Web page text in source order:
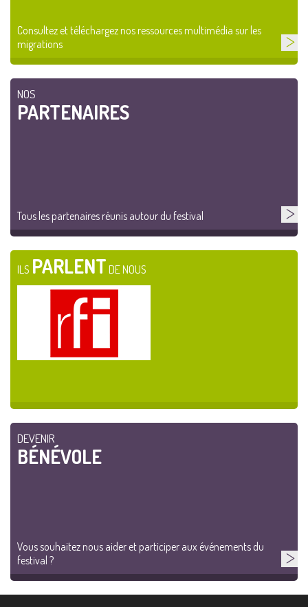
Consultez et téléchargez nos ressources multimédia sur les
migrations
NOS
PARTENAIRES
Tous les partenaires réunis autour du festival
ILS PARLENT DE NOUS
DEVENIR
BÉNÉVOLE
Vous souhaitez nous aider et participer aux événements du
festival ?